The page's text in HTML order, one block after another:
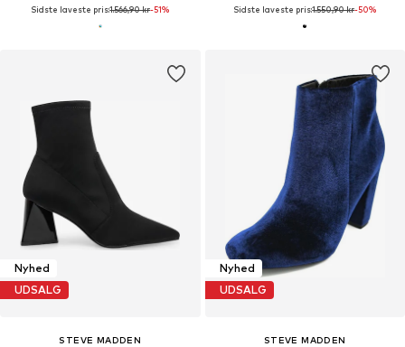
Sidste laveste pris:1.566,90 kr-51% Sidste laveste pris:1.550,90 kr-50%
Nyhed
UDSALG
STEVE MADDEN
Nyhed
UDSALG
STEVE MADDEN